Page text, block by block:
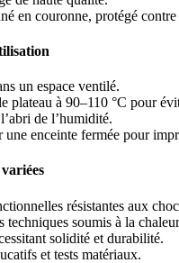
en couronne, protégé contre
un espace ventilé.
plateau à 90–110 °C pour
de l’humidité.
enceinte fermée pour
résistantes aux
techniques soumis à la
solidité et durabilité.
et tests matériaux.